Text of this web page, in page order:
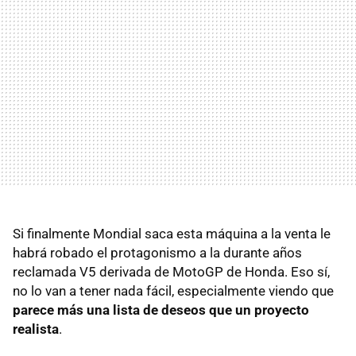
Si finalmente Mondial saca esta máquina a la venta le
habrá robado el protagonismo a la durante años
reclamada V5 derivada de MotoGP de Honda. Eso sí,
no lo van a tener nada fácil, especialmente viendo que
parece más una lista de deseos que un proyecto
realista.